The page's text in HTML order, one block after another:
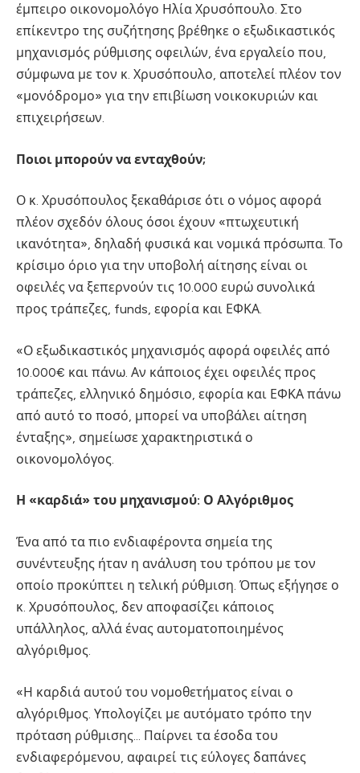
έμπειρο οικονομολόγο Ηλία Χρυσόπουλο. Στο
επίκεντρο της συζήτησης βρέθηκε ο εξωδικαστικός
μηχανισμός ρύθμισης οφειλών, ένα εργαλείο που,
σύμφωνα με τον κ. Χρυσόπουλο, αποτελεί πλέον τον
«μονόδρομο» για την επιβίωση νοικοκυριών και
επιχειρήσεων.
Ποιοι μπορούν να ενταχθούν;
Ο κ. Χρυσόπουλος ξεκαθάρισε ότι ο νόμος αφορά
πλέον σχεδόν όλους όσοι έχουν «πτωχευτική
ικανότητα», δηλαδή φυσικά και νομικά πρόσωπα. Το
κρίσιμο όριο για την υποβολή αίτησης είναι οι
οφειλές να ξεπερνούν τις 10.000 ευρώ συνολικά
προς τράπεζες, funds, εφορία και ΕΦΚΑ.
«Ο εξωδικαστικός μηχανισμός αφορά οφειλές από
10.000€ και πάνω. Αν κάποιος έχει οφειλές προς
τράπεζες, ελληνικό δημόσιο, εφορία και ΕΦΚΑ πάνω
από αυτό το ποσό, μπορεί να υποβάλει αίτηση
ένταξης», σημείωσε χαρακτηριστικά ο
οικονομολόγος.
Η «καρδιά» του μηχανισμού: Ο Αλγόριθμος
Ένα από τα πιο ενδιαφέροντα σημεία της
συνέντευξης ήταν η ανάλυση του τρόπου με τον
οποίο προκύπτει η τελική ρύθμιση. Όπως εξήγησε ο
κ. Χρυσόπουλος, δεν αποφασίζει κάποιος
υπάλληλος, αλλά ένας αυτοματοποιημένος
αλγόριθμος.
«Η καρδιά αυτού του νομοθετήματος είναι ο
αλγόριθμος. Υπολογίζει με αυτόματο τρόπο την
πρόταση ρύθμισης… Παίρνει τα έσοδα του
ενδιαφερόμενου, αφαιρεί τις εύλογες δαπάνες